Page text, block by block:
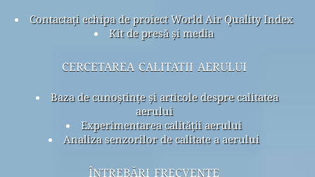
Contactați echipa de proiect World Air Quality Index
Kit de presă și media
cercetarea calitatii aerului
Baza de cunoștințe și articole despre calitatea
aerului
Experimentarea calității aerului
Analiza senzorilor de calitate a aerului
întrebări frecvente